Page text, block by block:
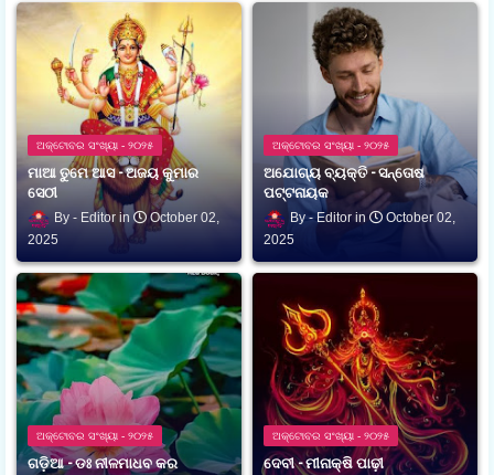
ଅକ୍ଟୋବର ସଂଖ୍ୟା - ୨୦୨୫
ମାଆ ତୁମେ ଆସ - ଅଜୟ କୁମାର
ସେଠୀ
Editor
October 02,
2025
ଅକ୍ଟୋବର ସଂଖ୍ୟା - ୨୦୨୫
ଅଯୋଗ୍ୟ ବ୍ୟକ୍ତି - ସନ୍ତୋଷ
ପଟ୍ଟନାୟକ
Editor
October 02,
2025
ଅକ୍ଟୋବର ସଂଖ୍ୟା - ୨୦୨୫
ଗଡ଼ିଆ - ଡଃ ନୀଳମାଧବ କର
ଅକ୍ଟୋବର ସଂଖ୍ୟା - ୨୦୨୫
ଦେବୀ - ମୀନାକ୍ଷି ପାଢ଼ୀ